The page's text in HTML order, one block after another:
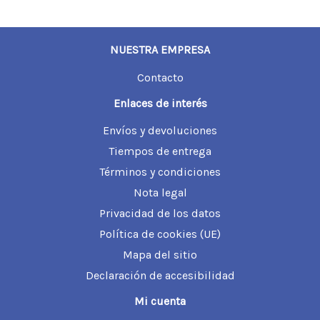
c
c
NUESTRA EMPRESA
Contacto
Enlaces de interés
Envíos y devoluciones
Tiempos de entrega
Términos y condiciones
Nota legal
Privacidad de los datos
Política de cookies (UE)
Mapa del sitio
Declaración de accesibilidad
Mi cuenta